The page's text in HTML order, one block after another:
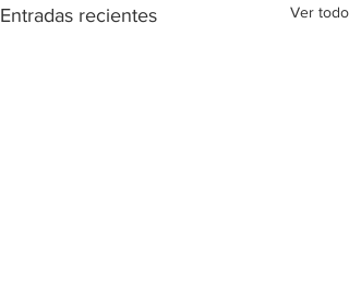
Entradas recientes Ver todo